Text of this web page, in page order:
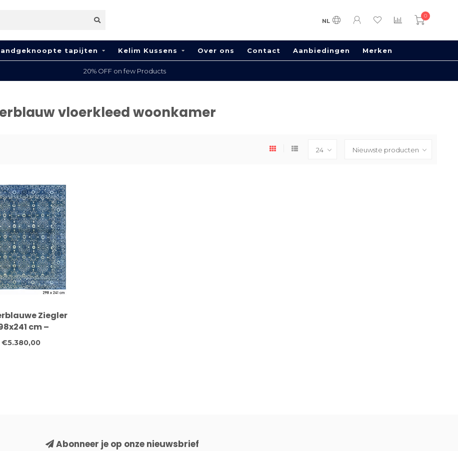
NL
0
tapijten Kelim Kussens Over ons Contact Aanbiedingen Merken
20% OFF on few Products
vloerkleed woonkamer
Ziegler
cm –
vintage
€5.380,00
Abonneer je op onze nieuwsbrief